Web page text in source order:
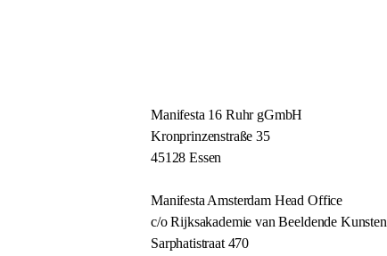
Manifesta 16 Ruhr gGmbH
Kronprinzenstraße 35
45128 Essen
Manifesta Amsterdam Head Office
c/o Rijksakademie van Beeldende Kunsten
Sarphatistraat 470